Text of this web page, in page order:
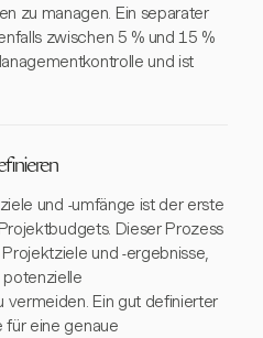
zu managen. Ein separater
zwischen 5 % und 15 %
und ist
und -umfänge ist der erste
Dieser Prozess
und -ergebnisse,
Ein gut definierter
für eine genaue